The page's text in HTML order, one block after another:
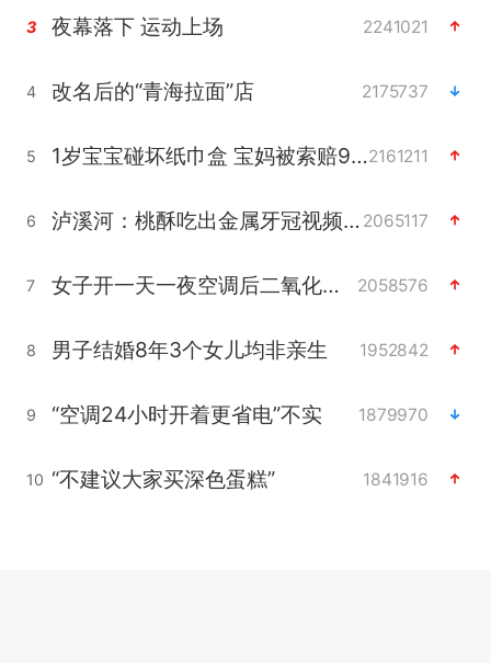
3 夜幕落下 运动上场 2241021
4 改名后的“青海拉面”店 2175737
5 1岁宝宝碰坏纸巾盒 宝妈被索赔924元2161211
6 泸溪河：桃酥吃出金属牙冠视频不实 2065117
7 女子开一天一夜空调后二氧化碳中毒 2058576
8 男子结婚8年3个女儿均非亲生 1952842
9 “空调24小时开着更省电”不实 1879970
10 “不建议大家买深色蛋糕” 1841916